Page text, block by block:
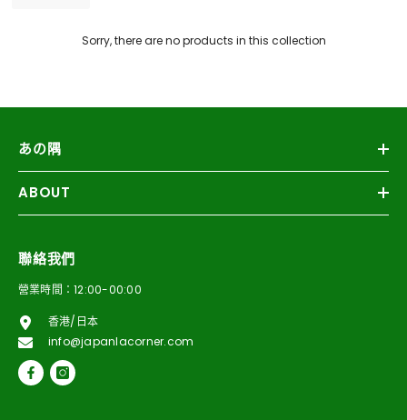
Sorry, there are no products in this collection
あの隅
ABOUT
聯絡我們
營業時間：12:00-00:00
香港/日本
info@japanlacorner.com